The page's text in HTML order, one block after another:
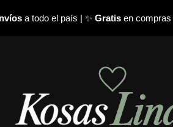
a todo el país | ✨ Gratisen compras